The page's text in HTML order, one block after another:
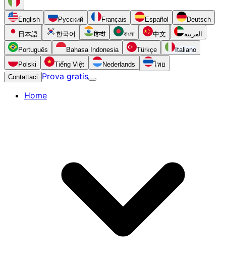
English Русский Français Español
Deutsch
日本語
한국어 हिन्दी বাংলা 中文 العربية
Português Bahasa Indonesia Türkçe
Italiano
Polski
Tiếng Việt Nederlands
ไทย
Contattaci
Prova gratis
Home